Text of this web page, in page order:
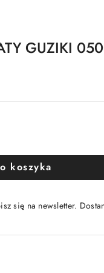
GUZIKI
koszyka
się na newsletter.